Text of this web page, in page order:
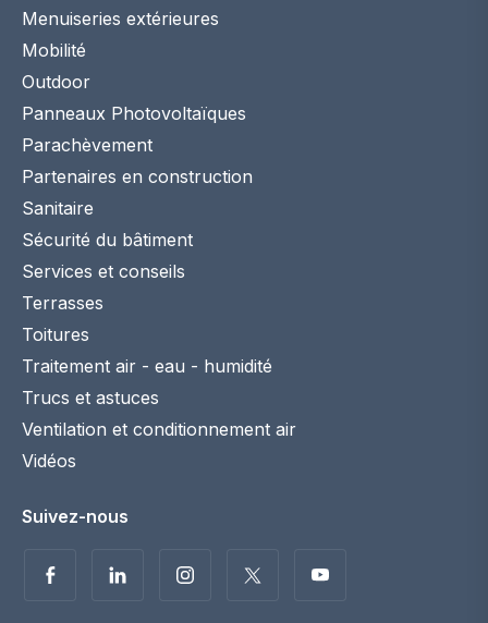
Menuiseries extérieures
Mobilité
Outdoor
Panneaux Photovoltaïques
Parachèvement
Partenaires en construction
Sanitaire
Sécurité du bâtiment
Services et conseils
Terrasses
Toitures
Traitement air - eau - humidité
Trucs et astuces
Ventilation et conditionnement air
Vidéos
Suivez-nous